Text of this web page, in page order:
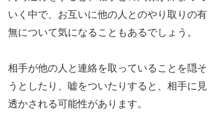
いく中で、お互いに他の人とのやり取りの有
無について気になることもあるでしょう。
相手が他の人と連絡を取っていることを隠そ
うとしたり、嘘をついたりすると、相手に見
透かされる可能性があります。